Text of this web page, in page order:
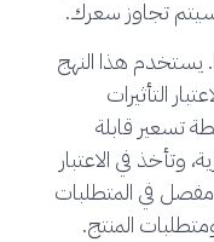
تجاوز سعرك.
هذا النهج
التأثيرات
تسعير قابلة
وتأخذ في الاعتبار
في المتطلبات
المنتج.